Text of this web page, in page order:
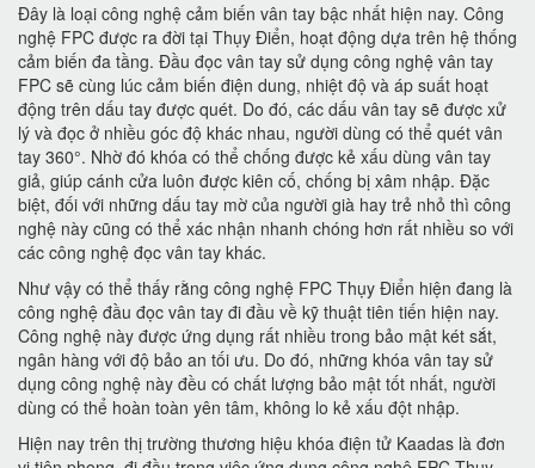
Đây là loại công nghệ cảm biến vân tay bậc nhất hiện nay. Công
nghệ FPC được ra đời tại Thụy Điển, hoạt động dựa trên hệ thống
cảm biến đa tầng. Đầu đọc vân tay sử dụng công nghệ vân tay
FPC sẽ cùng lúc cảm biến điện dung, nhiệt độ và áp suất hoạt
động trên dấu tay được quét. Do đó, các dấu vân tay sẽ được xử
lý và đọc ở nhiều góc độ khác nhau, người dùng có thể quét vân
tay 360°. Nhờ đó khóa có thể chống được kẻ xấu dùng vân tay
giả, giúp cánh cửa luôn được kiên cố, chống bị xâm nhập. Đặc
biệt, đối với những dấu tay mờ của người già hay trẻ nhỏ thì công
nghệ này cũng có thể xác nhận nhanh chóng hơn rất nhiều so với
các công nghệ đọc vân tay khác.
Như vậy có thể thấy rằng công nghệ FPC Thụy Điển hiện đang là
công nghệ đầu đọc vân tay đi đầu về kỹ thuật tiên tiến hiện nay.
Công nghệ này được ứng dụng rất nhiều trong bảo mật két sắt,
ngân hàng với độ bảo an tối ưu. Do đó, những khóa vân tay sử
dụng công nghệ này đều có chất lượng bảo mật tốt nhất, người
dùng có thể hoàn toàn yên tâm, không lo kẻ xấu đột nhập.
Hiện nay trên thị trường thương hiệu khóa điện tử Kaadas là đơn